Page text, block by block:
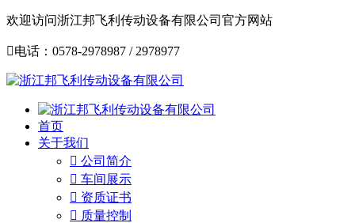
欢迎访问浙江邦飞利传动设备有限公司官方网站
电话：0578-2978987 / 2978977
首页
关于我们
 公司简介
 车间展示
 资质证书
 质量控制